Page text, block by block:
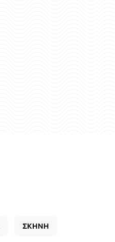
ΣΚΗΝΗ